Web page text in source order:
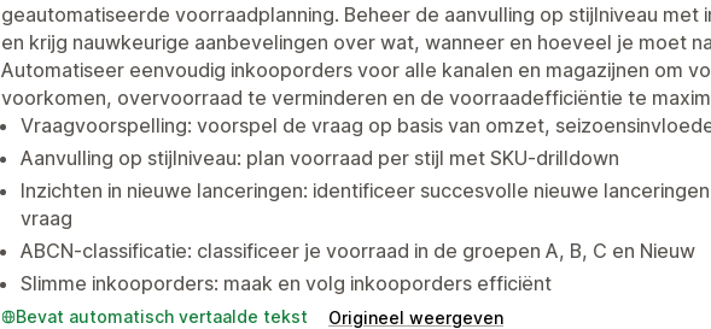
geautomatiseerde voorraadplanning. Beheer de aanvulling op stijlniveau met
en krijg nauwkeurige aanbevelingen over wat, wanneer en hoeveel je moet
Automatiseer eenvoudig inkooporders voor alle kanalen en magazijnen om
voorkomen, overvoorraad te verminderen en de voorraadefficiëntie te
Vraagvoorspelling: voorspel de vraag op basis van omzet,
Aanvulling op stijlniveau: plan voorraad per stijl met SKU-drilldown
Inzichten in nieuwe lanceringen: identificeer succesvolle nieuwe
vraag
ABCN-classificatie: classificeer je voorraad in de groepen A, B, C en Nieuw
Slimme inkooporders: maak en volg inkooporders efficiënt
Bevat automatisch vertaalde tekst Origineel weergeven